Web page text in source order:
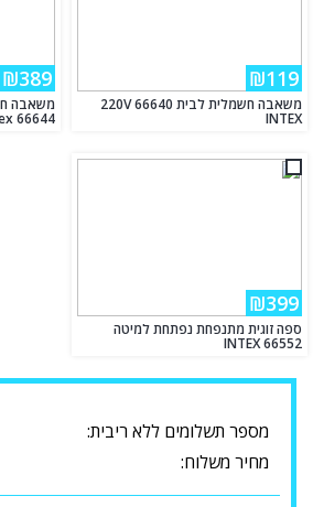
₪119
משאבה חשמלית לבית 220V 66640
INTEX
₪389
משאבה
66644
₪399
ספה זוגית מתנפחת נפתחת למיטה
INTEX 66552
מספר תשלומים ללא ריבית:
מחיר משלוח: